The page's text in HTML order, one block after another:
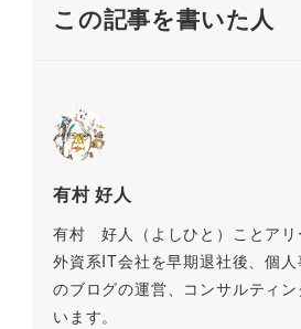
この記事を書いた人
有村 好人
有村 好人（よしひと）ことアリ
外資系IT会社を早期退社後、個人
のブログの運営、コンサルティ
います。